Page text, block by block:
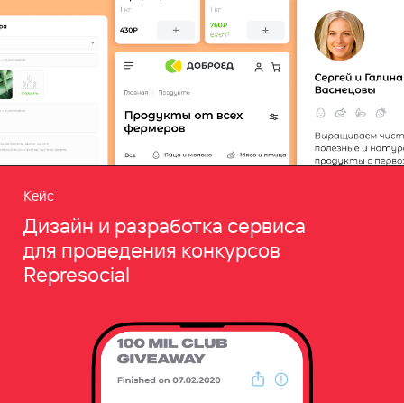
Кейс
Дизайн и разработка сервиса
для проведения конкурсов
Represocial